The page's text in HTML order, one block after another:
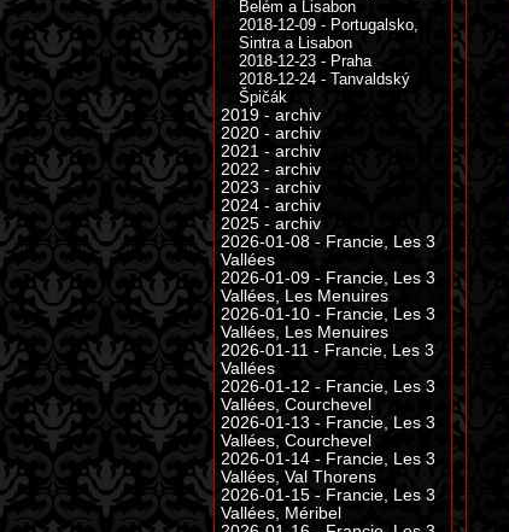
Belém a Lisabon
2018-12-09 - Portugalsko,
Sintra a Lisabon
2018-12-23 - Praha
2018-12-24 - Tanvaldský
Špičák
2019 - archiv
2020 - archiv
2021 - archiv
2022 - archiv
2023 - archiv
2024 - archiv
2025 - archiv
2026-01-08 - Francie, Les 3
Vallées
2026-01-09 - Francie, Les 3
Vallées, Les Menuires
2026-01-10 - Francie, Les 3
Vallées, Les Menuires
2026-01-11 - Francie, Les 3
Vallées
2026-01-12 - Francie, Les 3
Vallées, Courchevel
2026-01-13 - Francie, Les 3
Vallées, Courchevel
2026-01-14 - Francie, Les 3
Vallées, Val Thorens
2026-01-15 - Francie, Les 3
Vallées, Méribel